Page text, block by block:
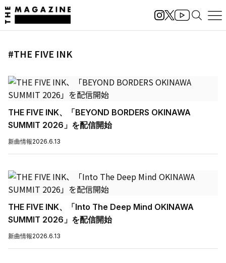
#THE FIVE INK
THE FIVE INK、「BEYOND BORDERS OKINAWA
SUMMIT 2026」を配信開始
新曲情報2026.6.13
THE FIVE INK、「Into The Deep Mind OKINAWA
SUMMIT 2026」を配信開始
新曲情報2026.6.13